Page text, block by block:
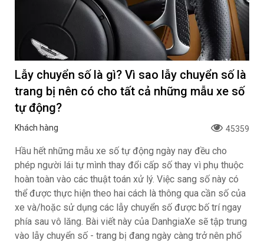
Lẫy chuyển số là gì? Vì sao lẫy chuyển số là
trang bị nên có cho tất cả những mẫu xe số
tự động?
Khách hàng 45359
Hầu hết những mẫu xe số tự động ngày nay đều cho
phép người lái tự mình thay đổi cấp số thay vì phụ thuộc
hoàn toàn vào các thuật toán xử lý. Việc sang số này có
thể được thực hiện theo hai cách là thông qua cần số của
xe và/hoặc sử dụng các lẫy chuyển số được bố trí ngay
phía sau vô lăng. Bài viết này của DanhgiaXe sẽ tập trung
vào lẫy chuyển số - trang bị đang ngày càng trở nên phổ